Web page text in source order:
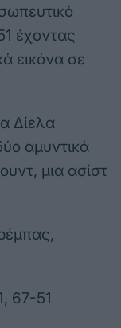
έχοντας
εικόνα σε
Δίελα
αμυντικά
μια ασίστ
67-51